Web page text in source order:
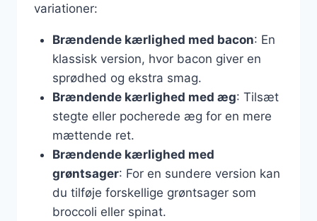
variationer:
Brændende kærlighed med bacon: En
klassisk version, hvor bacon giver en
sprødhed og ekstra smag.
Brændende kærlighed med æg: Tilsæt
stegte eller pocherede æg for en mere
mættende ret.
Brændende kærlighed med
grøntsager: For en sundere version kan
du tilføje forskellige grøntsager som
broccoli eller spinat.